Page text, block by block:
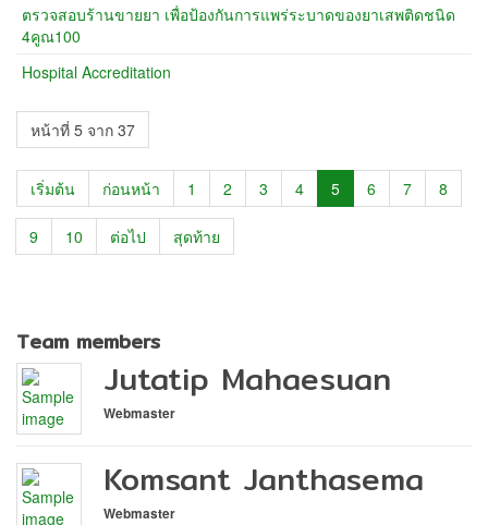
ตรวจสอบร้านขายยา เพื่อป้องกันการแพร่ระบาดของยาเสพติดชนิด
4คูณ100
Hospital Accreditation
หน้าที่ 5 จาก 37
เริ่มต้น ก่อนหน้า 1 2 3 4 5 6 7 8
9 10 ต่อไป สุดท้าย
Team members
Jutatip Mahaesuan
Webmaster
Komsant Janthasema
Webmaster